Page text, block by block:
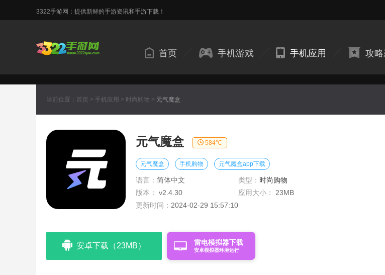
3322手游网：提供新鲜的手游资讯和手游下载！
首页 手机游戏 手机应用 攻略
当前位置： 首页 > 手机应用 > 时尚购物 > 元气魔盒
元气魔盒 584℃
元气魔盒 手机购物 元气魔盒app下载
语言： 简体中文 类型： 时尚购物
版本：
v2.4.30 应用大小：
23MB
更新时间： 2024-02-29 15:57:10
安卓下载（23MB） 雷电模拟器下载
安卓模拟器环境运行